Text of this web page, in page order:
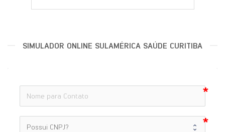
SIMULADOR ONLINE SULAMÉRICA SAÚDE CURITIBA